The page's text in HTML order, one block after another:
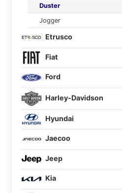
Duster
Jogger
Etrusco
Fiat
Ford
Harley-Davidson
Hyundai
Jaecoo
Jeep
Kia